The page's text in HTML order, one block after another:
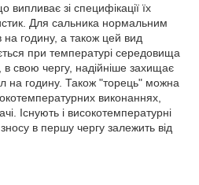
зі специфікації їх
Для сальника нормальним
на годину, а також цей вид
при температурі середовища
свою чергу, надійніше захищає
на годину. Також "торець" можна
виконаннях,
Існують і високотемпературні
в першу чергу залежить від